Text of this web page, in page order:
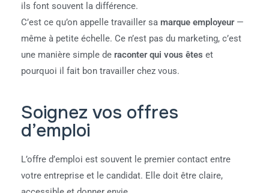
ils font souvent la différence.
C’est ce qu’on appelle travailler sa marque employeur—
même à petite échelle. Ce n’est pas du marketing, c’est
une manière simple de raconter qui vous êtes et
pourquoi il fait bon travailler chez vous.
Soignez vos offres
d’emploi
L’offre d’emploi est souvent le premier contact entre
votre entreprise et le candidat. Elle doit être claire,